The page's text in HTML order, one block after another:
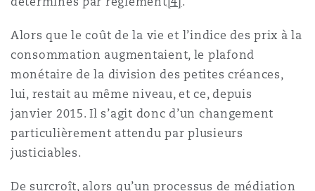
Alors que le coût de la vie et l’indice des prix à la
consommation augmentaient, le plafond
monétaire de la division des petites créances,
lui, restait au même niveau, et ce, depuis
janvier 2015. Il s’agit donc d’un changement
particulièrement attendu par plusieurs
justiciables.
De surcroît, alors qu’un processus de médiation